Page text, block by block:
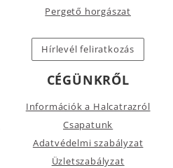
Pergető horgászat
Hírlevél feliratkozás
CÉGÜNKRŐL
Információk a Halcatrazról
Csapatunk
Adatvédelmi szabályzat
Üzletszabályzat